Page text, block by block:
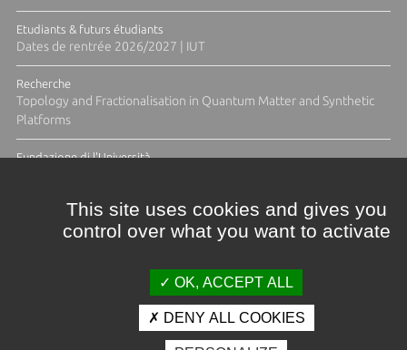
Etudiants & futurs étudiants
Dates de rentrée 2026/2027 | IUT
Recherche
Topology and Fractionalisation in Quantum Matter and Synthetic
Platforms
Fundazione di l'Università
Crédits et mentions légales
This site uses cookies and gives you
control over what you want to activate
OK, ACCEPT ALL
DENY ALL COOKIES